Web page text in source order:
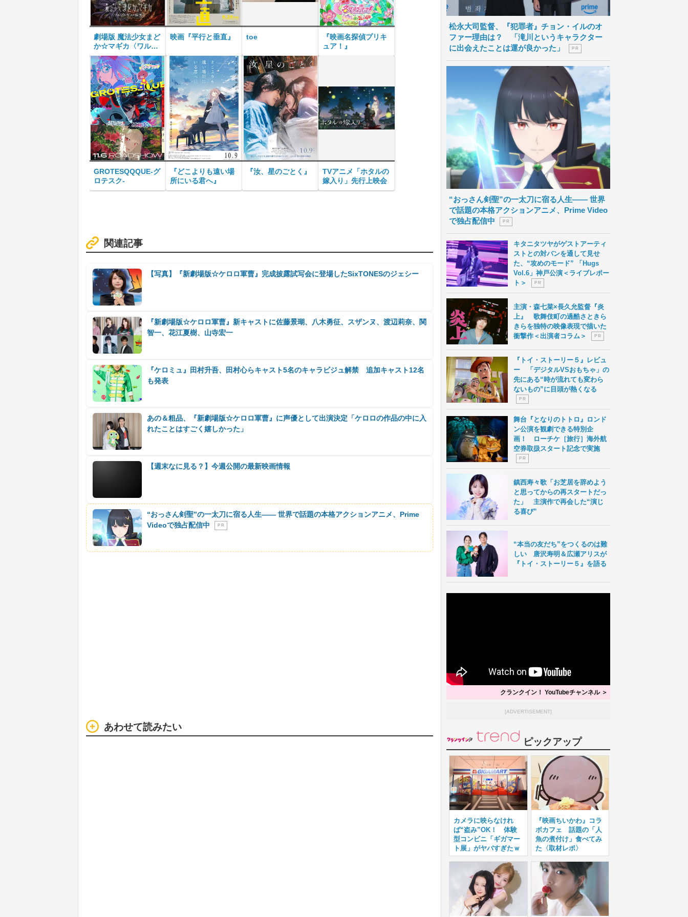
劇場版 魔法少女まど
か☆マギカ〈ワルプ
ルギスの廻天〉
映画『平行と垂直』 toe
『映画名探偵プリキ
ュア！』
GROTESQQQUE-グ
ロテスク-
『どこよりも遠い場
所にいる君へ』
『汝、星のごとく』
TVアニメ「ホタルの
嫁入り」先行上映会
関連記事
【写真】『新劇場版☆ケロロ軍曹』完成披露試写会に登場したSixTONESのジェシー
『新劇場版☆ケロロ軍曹』新キャストに佐藤景瑚、八木勇征、スザンヌ、渡辺莉奈、関
智一、花江夏樹、山寺宏一
『ケロミュ』田村升吾、田村心らキャスト5名のキャラビジュ解禁 追加キャスト12名
も発表
あの＆粗品、『新劇場版☆ケロロ軍曹』に声優として出演決定「ケロロの作品の中に入
れたことはすごく嬉しかった」
【週末なに見る？】今週公開の最新映画情報
“おっさん剣聖”の一太刀に宿る人生―― 世界で話題の本格アクションアニメ、Prime
Videoで独占配信中
P R
あわせて読みたい
松永大司監督、『犯罪者』チョン・イルのオ
ファー理由は？ 「滝川というキャラクター
に出会えたことは運が良かった」
P R
“おっさん剣聖”の一太刀に宿る人生―― 世界
で話題の本格アクションアニメ、Prime Video
で独占配信中
P R
キタニタツヤがゲストアーティ
ストとの対バンを通して見せ
た、“攻めのモード” 「Hugs
Vol.6」神戸公演＜ライブレポー
ト＞
P R
主演・森七菜×長久允監督『炎
上』 歌舞伎町の過酷さときら
きらを独特の映像表現で描いた
衝撃作＜出演者コラム＞
P R
『トイ・ストーリー５』レビュ
ー 「デジタルVSおもちゃ」の
先にある“時が流れても変わら
ないもの”に目頭が熱くなる
P R
舞台『となりのトトロ』ロンド
ン公演を観劇できる特別企
画！ ローチケ［旅行］海外航
空券取扱スタート記念で実施
P R
鎮西寿々歌「お芝居を辞めよう
と思ってからの再スタートだっ
た」 主演作で再会した“演じ
る喜び”
“本当の友だち”をつくるのは難
しい 唐沢寿明＆広瀬アリスが
『トイ・ストーリー５』を語る
クランクイン！ YouTubeチャンネル ＞
[ADVERTISEMENT]
ピックアップ
カメラに映らなけれ
ば“盗み”OK！ 体験
型コンビニ「ギガマー
ト展」がヤバすぎたｗ
『映画ちいかわ』コラ
ボカフェ 話題の「人
魚の煮付け」食べてみ
た〈取材レポ〉